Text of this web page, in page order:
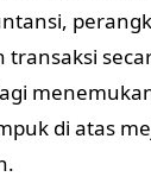
di atas